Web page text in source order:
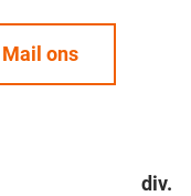
Mail ons
div.